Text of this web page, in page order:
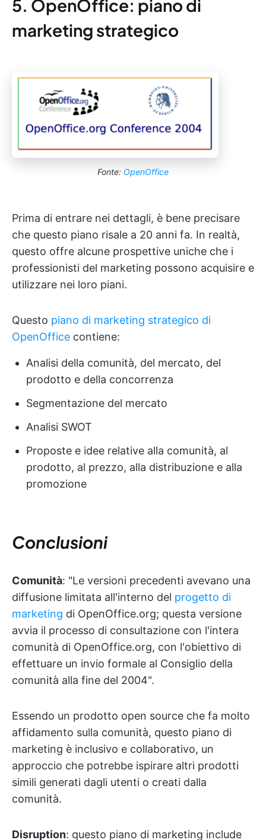
5. OpenOffice: piano di
marketing strategico
Fonte: OpenOffice
Prima di entrare nei dettagli, è bene precisare
che questo piano risale a 20 anni fa. In realtà,
questo offre alcune prospettive uniche che i
professionisti del marketing possono acquisire e
utilizzare nei loro piani.
Questo piano di marketing strategico di
OpenOffice contiene:
Analisi della comunità, del mercato, del
prodotto e della concorrenza
Segmentazione del mercato
Analisi SWOT
Proposte e idee relative alla comunità, al
prodotto, al prezzo, alla distribuzione e alla
promozione
Conclusioni
Comunità: "Le versioni precedenti avevano una
diffusione limitata all'interno del progetto di
marketing di OpenOffice.org; questa versione
avvia il processo di consultazione con l'intera
comunità di OpenOffice.org, con l'obiettivo di
effettuare un invio formale al Consiglio della
comunità alla fine del 2004".
Essendo un prodotto open source che fa molto
affidamento sulla comunità, questo piano di
marketing è inclusivo e collaborativo, un
approccio che potrebbe ispirare altri prodotti
simili generati dagli utenti o creati dalla
comunità.
Disruption: questo piano di marketing include